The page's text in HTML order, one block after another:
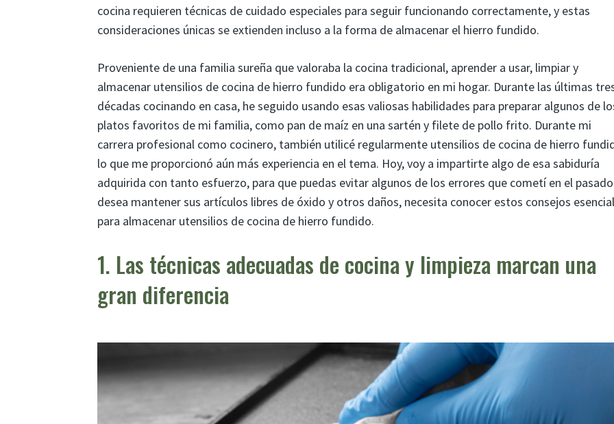
cocina requieren técnicas de cuidado especiales para seguir funcionando correctamente, y estas
consideraciones únicas se extienden incluso a la forma de almacenar el hierro fundido.
Proveniente de una familia sureña que valoraba la cocina tradicional, aprender a usar, limpiar y
almacenar utensilios de cocina de hierro fundido era obligatorio en mi hogar. Durante las últimas
décadas cocinando en casa, he seguido usando esas valiosas habilidades para preparar algunos de
platos favoritos de mi familia, como pan de maíz en una sartén y filete de pollo frito. Durante mi
carrera profesional como cocinero, también utilicé regularmente utensilios de cocina de hierro
lo que me proporcionó aún más experiencia en el tema. Hoy, voy a impartirte algo de esa sabiduría
adquirida con tanto esfuerzo, para que puedas evitar algunos de los errores que cometí en el
desea mantener sus artículos libres de óxido y otros daños, necesita conocer estos consejos
para almacenar utensilios de cocina de hierro fundido.
1. Las técnicas adecuadas de cocina y limpieza marcan una
gran diferencia